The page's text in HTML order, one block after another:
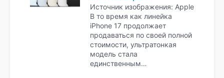
Источник изображения: Apple
В то время как линейка
iPhone 17 продолжает
продаваться по своей полной
стоимости, ультратонкая
модель стала
единственным…